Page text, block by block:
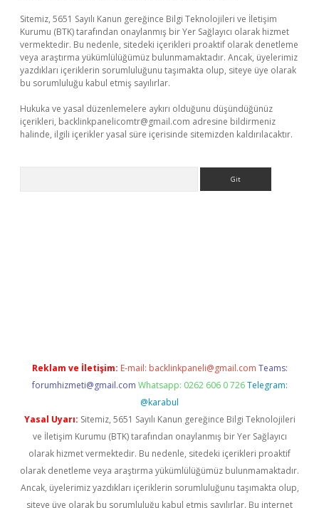
Sitemiz, 5651 Sayılı Kanun gereğince Bilgi Teknolojileri ve İletişim
Kurumu (BTK) tarafından onaylanmış bir Yer Sağlayıcı olarak hizmet
vermektedir. Bu nedenle, sitedeki içerikleri proaktif olarak denetleme
veya araştırma yükümlülüğümüz bulunmamaktadır. Ancak, üyelerimiz
yazdıkları içeriklerin sorumluluğunu taşımakta olup, siteye üye olarak
bu sorumluluğu kabul etmiş sayılırlar.
Hukuka ve yasal düzenlemelere aykırı olduğunu düşündüğünüz
içerikleri, backlinkpanelicomtr@gmail.com adresine bildirmeniz
halinde, ilgili içerikler yasal süre içerisinde sitemizden kaldırılacaktır.
Reklam ve İletişim: E-mail: backlinkpaneli@gmail.com Teams:
forumhizmeti@gmail.com Whatsapp: 0262 606 0 726 Telegram:
@karabul
Yasal Uyarı: Sitemiz, 5651 Sayılı Kanun gereğince Bilgi Teknolojileri
ve İletişim Kurumu (BTK) tarafından onaylanmış bir Yer Sağlayıcı
olarak hizmet vermektedir. Bu nedenle, sitedeki içerikleri proaktif
olarak denetleme veya araştırma yükümlülüğümüz bulunmamaktadır.
Ancak, üyelerimiz yazdıkları içeriklerin sorumluluğunu taşımakta olup,
siteye üye olarak bu sorumluluğu kabul etmiş sayılırlar. Bu internet